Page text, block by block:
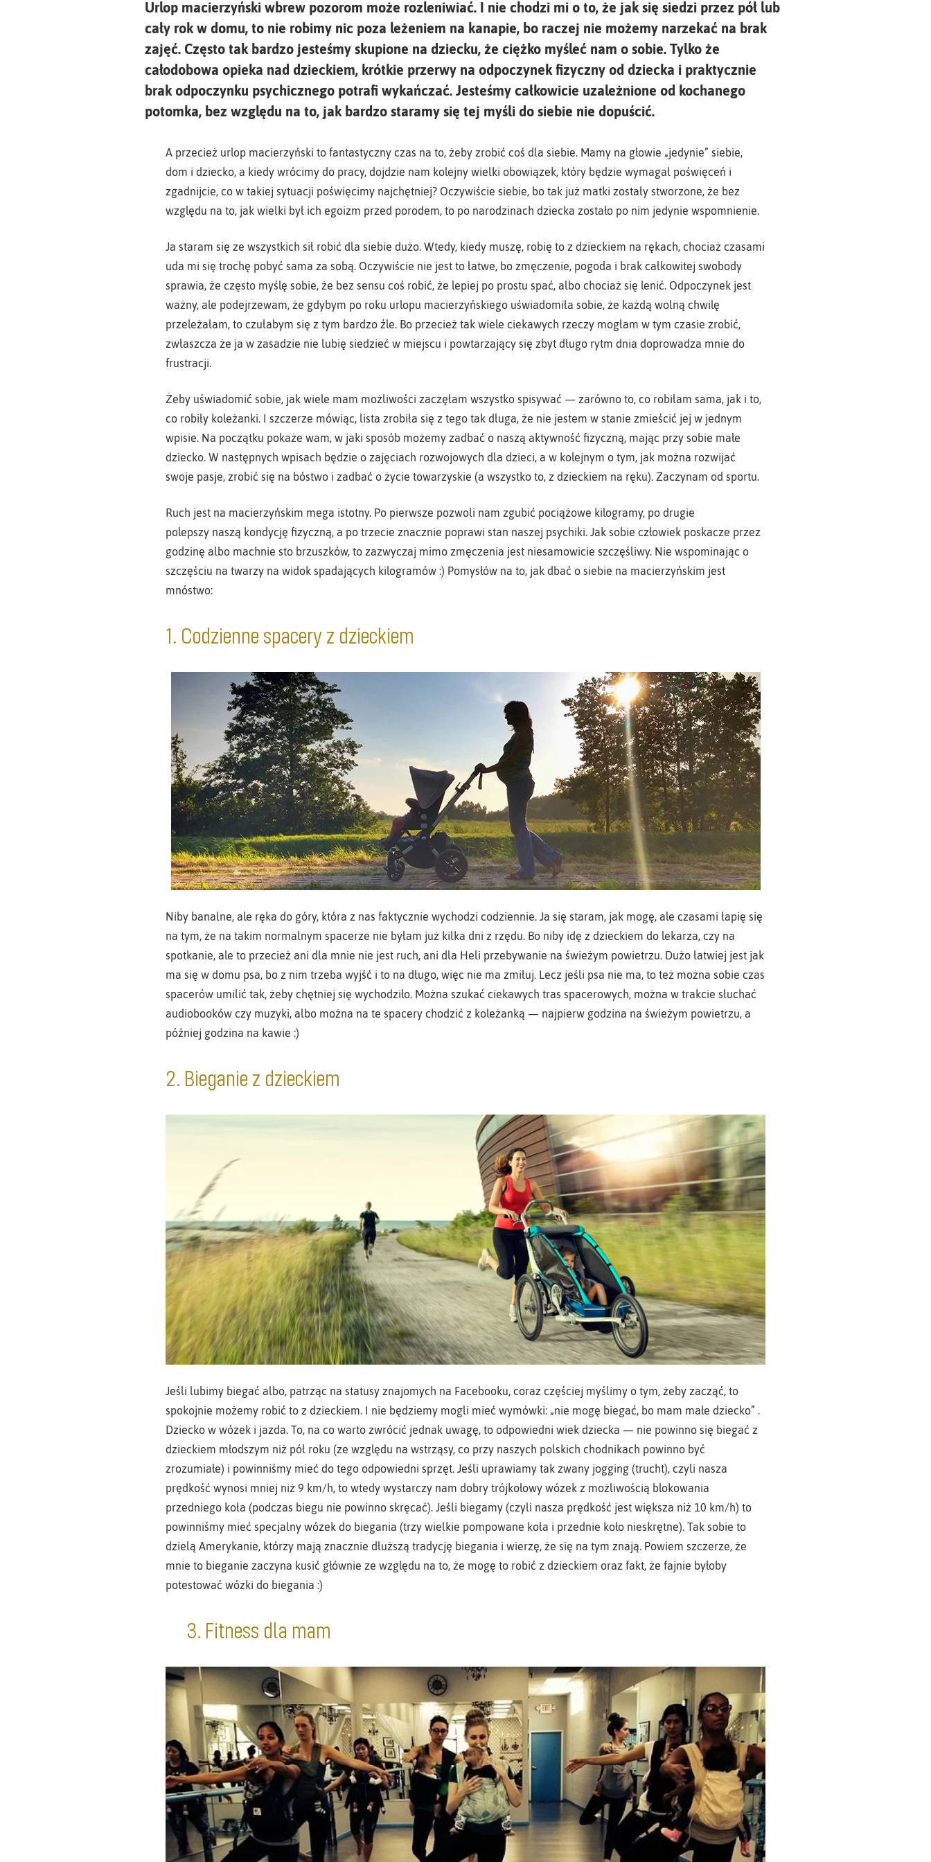
Urlop macierzyński wbrew pozorom może rozleniwiać. I nie chodzi mi o to, że jak się siedzi przez pół lub
cały rok w domu, to nie robimy nic poza leżeniem na kanapie, bo raczej nie możemy narzekać na brak
zajęć. Często tak bardzo jesteśmy skupione na dziecku, że ciężko myśleć nam o sobie. Tylko że
całodobowa opieka nad dzieckiem, krótkie przerwy na odpoczynek fizyczny od dziecka i praktycznie
brak odpoczynku psychicznego potrafi wykańczać. Jesteśmy całkowicie uzależnione od kochanego
potomka, bez względu na to, jak bardzo staramy się tej myśli do siebie nie dopuścić.
A przecież urlop macierzyński to fantastyczny czas na to, żeby zrobić coś dla siebie. Mamy na głowie „jedynie” siebie,
dom i dziecko, a kiedy wrócimy do pracy, dojdzie nam kolejny wielki obowiązek, który będzie wymagał poświęceń i
zgadnijcie, co w takiej sytuacji poświęcimy najchętniej? Oczywiście siebie, bo tak już matki zostały stworzone, że bez
względu na to, jak wielki był ich egoizm przed porodem, to po narodzinach dziecka zostało po nim jedynie wspomnienie.
Ja staram się ze wszystkich sił robić dla siebie dużo. Wtedy, kiedy muszę, robię to z dzieckiem na rękach, chociaż czasami
uda mi się trochę pobyć sama za sobą. Oczywiście nie jest to łatwe, bo zmęczenie, pogoda i brak całkowitej swobody
sprawia, że często myślę sobie, że bez sensu coś robić, że lepiej po prostu spać, albo chociaż się lenić. Odpoczynek jest
ważny, ale podejrzewam, że gdybym po roku urlopu macierzyńskiego uświadomiła sobie, że każdą wolną chwilę
przeleżałam, to czułabym się z tym bardzo źle. Bo przecież tak wiele ciekawych rzeczy mogłam w tym czasie zrobić,
zwłaszcza że ja w zasadzie nie lubię siedzieć w miejscu i powtarzający się zbyt długo rytm dnia doprowadza mnie do
frustracji.
Żeby uświadomić sobie, jak wiele mam możliwości zaczęłam wszystko spisywać — zarówno to, co robiłam sama, jak i to,
co robiły koleżanki. I szczerze mówiąc, lista zrobiła się z tego tak długa, że nie jestem w stanie zmieścić jej w jednym
wpisie. Na początku pokaże wam, w jaki sposób możemy zadbać o naszą aktywność fizyczną, mając przy sobie małe
dziecko. W następnych wpisach będzie o zajęciach rozwojowych dla dzieci, a w kolejnym o tym, jak można rozwijać
swoje pasje, zrobić się na bóstwo i zadbać o życie towarzyskie (a wszystko to, z dzieckiem na ręku). Zaczynam od sportu.
Ruch jest na macierzyńskim mega istotny. Po pierwsze pozwoli nam zgubić pociążowe kilogramy, po drugie
polepszy naszą kondycję fizyczną, a po trzecie znacznie poprawi stan naszej psychiki. Jak sobie człowiek poskacze przez
godzinę albo machnie sto brzuszków, to zazwyczaj mimo zmęczenia jest niesamowicie szczęśliwy. Nie wspominając o
szczęściu na twarzy na widok spadających kilogramów :) Pomysłów na to, jak dbać o siebie na macierzyńskim jest
mnóstwo:
1. Codzienne spacery z dzieckiem
Niby banalne, ale ręka do góry, która z nas faktycznie wychodzi codziennie. Ja się staram, jak mogę, ale czasami łapię się
na tym, że na takim normalnym spacerze nie byłam już kilka dni z rzędu. Bo niby idę z dzieckiem do lekarza, czy na
spotkanie, ale to przecież ani dla mnie nie jest ruch, ani dla Heli przebywanie na świeżym powietrzu. Dużo łatwiej jest jak
ma się w domu psa, bo z nim trzeba wyjść i to na długo, więc nie ma zmiłuj. Lecz jeśli psa nie ma, to też można sobie czas
spacerów umilić tak, żeby chętniej się wychodziło. Można szukać ciekawych tras spacerowych, można w trakcie słuchać
audiobooków czy muzyki, albo można na te spacery chodzić z koleżanką — najpierw godzina na świeżym powietrzu, a
później godzina na kawie :)
2. Bieganie z dzieckiem
Jeśli lubimy biegać albo, patrząc na statusy znajomych na Facebooku, coraz częściej myślimy o tym, żeby zacząć, to
spokojnie możemy robić to z dzieckiem. I nie będziemy mogli mieć wymówki: „nie mogę biegać, bo mam małe dziecko” .
Dziecko w wózek i jazda. To, na co warto zwrócić jednak uwagę, to odpowiedni wiek dziecka — nie powinno się biegać z
dzieckiem młodszym niż pół roku (ze względu na wstrząsy, co przy naszych polskich chodnikach powinno być
zrozumiałe) i powinniśmy mieć do tego odpowiedni sprzęt. Jeśli uprawiamy tak zwany jogging (trucht), czyli nasza
prędkość wynosi mniej niż 9 km/h, to wtedy wystarczy nam dobry trójkołowy wózek z możliwością blokowania
przedniego koła (podczas biegu nie powinno skręcać). Jeśli biegamy (czyli nasza prędkość jest większa niż 10 km/h) to
powinniśmy mieć specjalny wózek do biegania (trzy wielkie pompowane koła i przednie koło nieskrętne). Tak sobie to
dzielą Amerykanie, którzy mają znacznie dłuższą tradycję biegania i wierzę, że się na tym znają. Powiem szczerze, że
mnie to bieganie zaczyna kusić głównie ze względu na to, że mogę to robić z dzieckiem oraz fakt, że fajnie byłoby
potestować wózki do biegania :)
3. Fitness dla mam